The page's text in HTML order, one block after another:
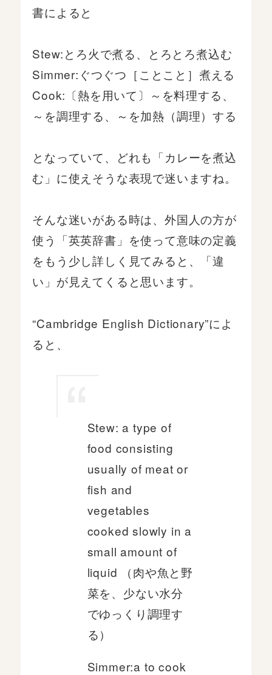
書によると
Stew:とろ火で煮る、とろとろ煮込む
Simmer:ぐつぐつ［ことこと］煮える
Cook:〔熱を用いて〕～を料理する、
～を調理する、～を加熱（調理）する
となっていて、どれも「カレーを煮込
む」に使えそうな表現で迷いますね。
そんな迷いがある時は、外国人の方が
使う「英英辞書」を使って意味の定義
をもう少し詳しく見てみると、「違
い」が見えてくると思います。
“Cambridge English Dictionary”によ
ると、
Stew: a type of
food consisting
usually of meat or
fish and
vegetables
cooked slowly in a
small amount of
liquid （肉や魚と野
菜を、少ない水分
でゆっくり調理す
る）
Simmer:a to cook